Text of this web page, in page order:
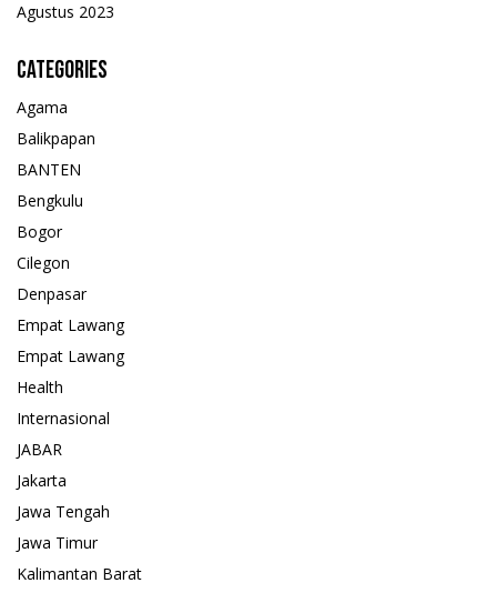
Agustus 2023
Categories
Agama
Balikpapan
BANTEN
Bengkulu
Bogor
Cilegon
Denpasar
Empat Lawang
Empat Lawang
Health
Internasional
JABAR
Jakarta
Jawa Tengah
Jawa Timur
Kalimantan Barat